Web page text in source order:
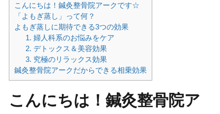
こんにちは！鍼灸整骨院アークです☆
「よもぎ蒸し」って何？
よもぎ蒸しに期待できる3つの効果
1. 婦人科系のお悩みをケア
2. デトックス＆美容効果
3. 究極のリラックス効果
鍼灸整骨院アークだからできる相乗効果
こんにちは！鍼灸整骨院ア